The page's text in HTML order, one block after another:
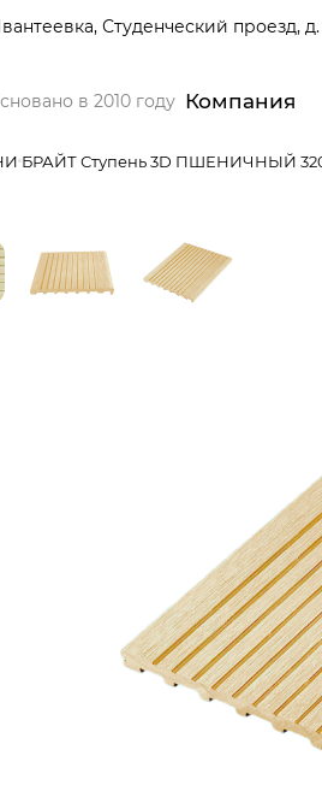
Студенческий проезд,
в 2010 году Компания
БРАЙТ Ступень 3D ПШЕНИЧНЫЙ